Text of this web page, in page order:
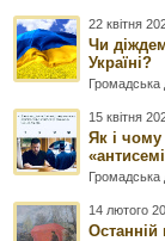
22 квітня
Чи
Україні?
Громадська
15 квітня
Як і чому
Громадська
14 лютого